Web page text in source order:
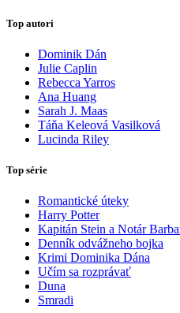
Top autori
Dominik Dán
Julie Caplin
Rebecca Yarros
Ana Huang
Sarah J. Maas
Táňa Keleová Vasilková
Lucinda Riley
Top série
Romantické úteky
Harry Potter
Kapitán Stein a Notár
Denník odvážneho bojka
Krimi Dominika Dána
Učím sa rozprávať
Duna
Smradi